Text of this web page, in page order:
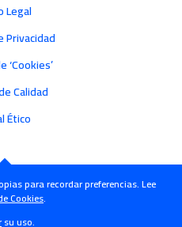
para recordar preferencias. Lee
Cookies.
su uso.
Legal
Privacidad
‘Cookies’
Calidad
Ético